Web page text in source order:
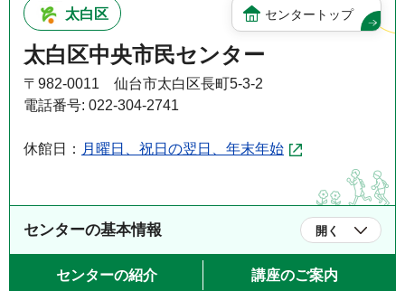
太白区 センタートップ
太白区中央市民センター
〒982-0011 仙台市太白区長町5-3-2
電話番号: 022-304-2741
休館日： 月曜日、祝日の翌日、年末年始
センターの基本情報 開く
センターの紹介 講座のご案内